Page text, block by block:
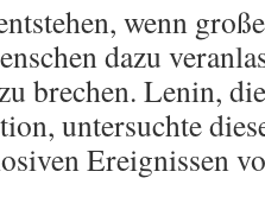
wenn
dazu
brechen. Lenin,
untersuchte
Ereignissen